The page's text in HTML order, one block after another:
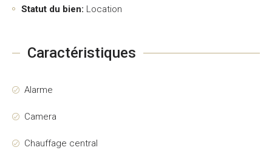
Statut du bien: Location
Caractéristiques
Alarme
Camera
Chauffage central